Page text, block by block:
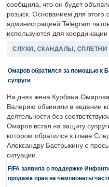
сообщила, что он будет
розыск. Основанием для этого
администрацией Telegram
используются для
СЛУХИ, СКАНДАЛЫ, СПЛЕТНИ
Омаров обратился за помощью к
супруги
На днях жена Курбана
Валерию обвинили в ведении
деятельности без
Омаров встал на защиту
котором обратился к главе
Александру Бастрыкину с
ситуации.
FIFA заявила о поддержке
продаже прав на чемпионаты